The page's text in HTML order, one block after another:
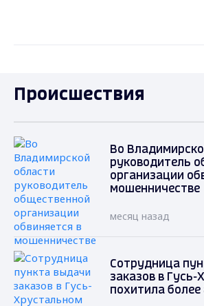
Происшествия
Во
руководитель
организации
мошенничестве
месяц назад
Сотрудница
заказов в Гусь-
похитила более